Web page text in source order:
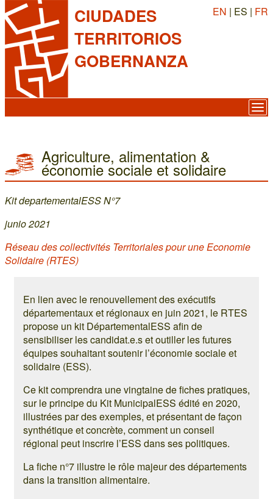
CIUDADES
TERRITORIOS
GOBERNANZA
EN | ES | FR
Agriculture, alimentation &
économie sociale et solidaire
Kit departementalESS N°7
junio 2021
Réseau des collectivités Territoriales pour une Economie
Solidaire (RTES)
En lien avec le renouvellement des exécutifs
départementaux et régionaux en juin 2021, le RTES
propose un kit DépartementalESS afin de
sensibiliser les candidat.e.s et outiller les futures
équipes souhaitant soutenir l’économie sociale et
solidaire (ESS).
Ce kit comprendra une vingtaine de fiches pratiques,
sur le principe du Kit MunicipalESS édité en 2020,
illustrées par des exemples, et présentant de façon
synthétique et concrète, comment un conseil
régional peut inscrire l’ESS dans ses politiques.
La fiche n°7 illustre le rôle majeur des départements
dans la transition alimentaire.